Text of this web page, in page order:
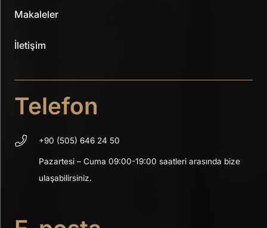
Makaleler
İletişim
Telefon
+90 (505) 646 24 50
Pazartesi – Cuma 09:00-19:00 saatleri arasında bize
ulaşabilirsiniz.